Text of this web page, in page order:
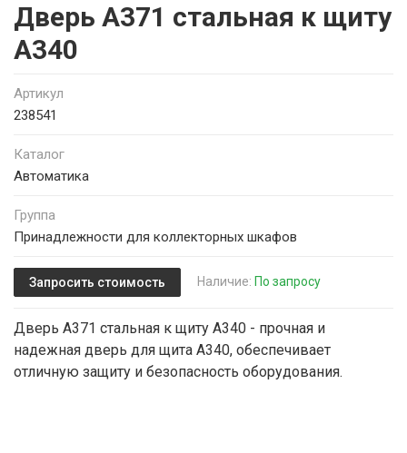
Дверь A371 стальная к щиту
A340
Артикул
238541
Каталог
Автоматика
Группа
Принадлежности для коллекторных шкафов
Запросить стоимость Наличие: По запросу
Дверь A371 стальная к щиту A340 - прочная и
надежная дверь для щита A340, обеспечивает
отличную защиту и безопасность оборудования.